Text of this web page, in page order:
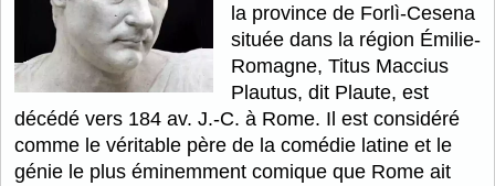
la province de Forlì-Cesena
située dans la région Émilie-
Romagne, Titus Maccius
Plautus, dit Plaute, est
décédé vers 184 av. J.-C. à Rome. Il est considéré
comme le véritable père de la comédie latine et le
génie le plus éminemment comique que Rome ait